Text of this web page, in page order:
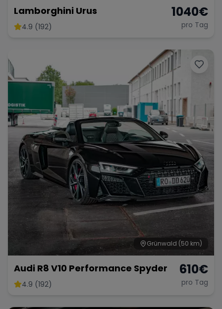
Lamborghini Urus
4.9 (192)
1040€
pro Tag
Grünwald (50 km)
Audi R8 V10 Performance Spyder
4.9 (192)
610€
pro Tag